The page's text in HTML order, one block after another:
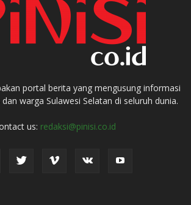
portal berita yang mengusung informasi
warga Sulawesi Selatan di seluruh dunia.
us: redaksi@pinisi.co.id